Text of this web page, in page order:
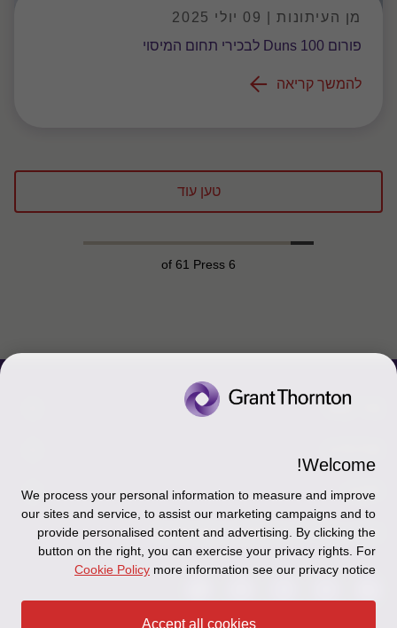
מן העיתונות | 09 יולי 2025
פורום Duns 100 לבכירי תחום המיסוי
להמשך קריאה
טען עוד
6
צור קשר
כניסה לעובדים - דוא"ל
כניסה לעובדים - דוחות עבודה
אודותינו
זיכרון והנצחה
תקנון
מדיניות הפרטיות
Disclaimer
Ethics Hotline
עקבו אחרינו ברשתות החברתיות
Welcome!
We process your personal information to measure and improve
our sites and service, to assist our marketing campaigns and to
provide personalised content and advertising. By clicking the
button on the right, you can exercise your privacy rights. For
more information see our privacy notice
Cookie Policy
Accept all cookies